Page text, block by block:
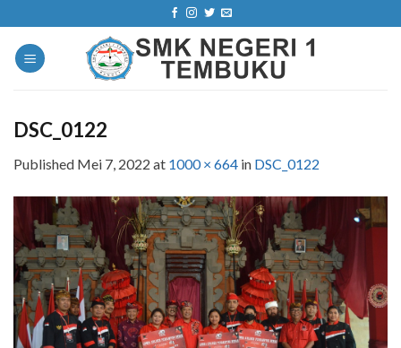
to
content
DSC_0122
Published Mei 7, 2022 at 1000 × 664 in DSC_0122